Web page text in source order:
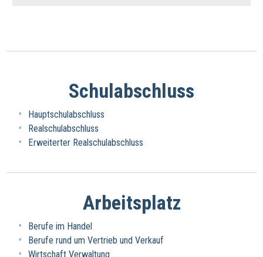
Schulabschluss
Hauptschulabschluss
Realschulabschluss
Erweiterter Realschulabschluss
Arbeitsplatz
Berufe im Handel
Berufe rund um Vertrieb und Verkauf
Wirtschaft Verwaltung